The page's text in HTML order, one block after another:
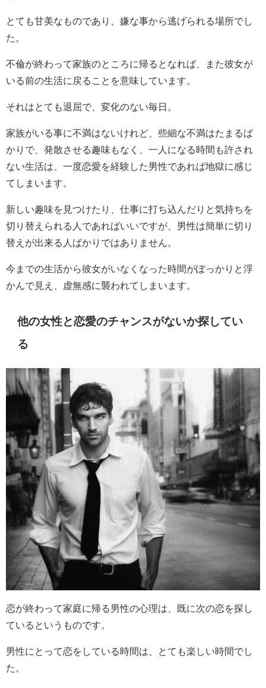
とても甘美なものであり、嫌な事から逃げられる場所でし
た。
不倫が終わって家族のところに帰るとなれば、また彼女が
いる前の生活に戻ることを意味しています。
それはとても退屈で、変化のない毎日。
家族がいる事に不満はないけれど、些細な不満はたまるば
かりで、発散させる趣味もなく、一人になる時間も許され
ない生活は、一度恋愛を経験した男性であれば地獄に感じ
てしまいます。
新しい趣味を見つけたり、仕事に打ち込んだりと気持ちを
切り替えられる人であればいいですが、男性は簡単に切り
替えが出来る人ばかりではありません。
今までの生活から彼女がいなくなった時間がぽっかりと浮
かんで見え、虚無感に襲われてしまいます。
他の女性と恋愛のチャンスがないか探してい
る
恋が終わって家庭に帰る男性の心理は、既に次の恋を探し
ているというものです。
男性にとって恋をしている時間は、とても楽しい時間でし
た。